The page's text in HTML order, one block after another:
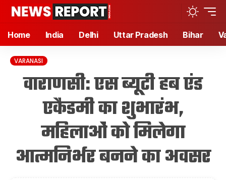
Home India Delhi Uttar Pradesh Bihar
VARANASI
वाराणसी: एस ब्यूटी हब एंड
एकैडमी का शुभारंभ,
महिलाओं को मिलेगा
आत्मनिर्भर बनने का अवसर